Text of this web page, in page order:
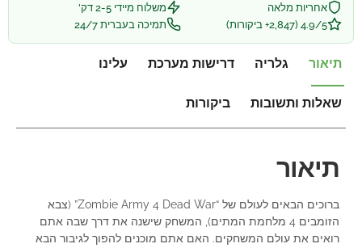
אחריות מלאה
משלוח מיידי 2-5 דק'
4.9/5 (2,847+ ביקורות)
תמיכה בעברית 24/7
תיאור גלריה דרישות מערכת עלינו
שאלות ותשובות ביקורות
תיאור
ברוכים הבאים לעולם של “Zombie Army 4 Dead War” (צבא
הזומבים 4 מלחמת המתים), המשחק שישנה את דרך שבה אתם
רואים את עולם המשחקים. האם אתם מוכנים להפוך לגיבור הבא